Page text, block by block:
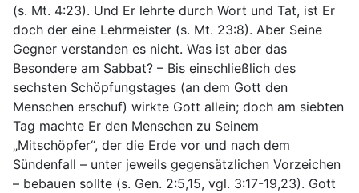
(s. Mt. 4:23). Und Er lehrte durch Wort und Tat, ist Er
doch der eine Lehrmeister (s. Mt. 23:8). Aber Seine
Gegner verstanden es nicht. Was ist aber das
Besondere am Sabbat? – Bis einschließlich des
sechsten Schöpfungstages (an dem Gott den
Menschen erschuf) wirkte Gott allein; doch am siebten
Tag machte Er den Menschen zu Seinem
„Mitschöpfer“, der die Erde vor und nach dem
Sündenfall – unter jeweils gegensätzlichen Vorzeichen
– bebauen sollte (s. Gen. 2:5,15, vgl. 3:17-19,23). Gott